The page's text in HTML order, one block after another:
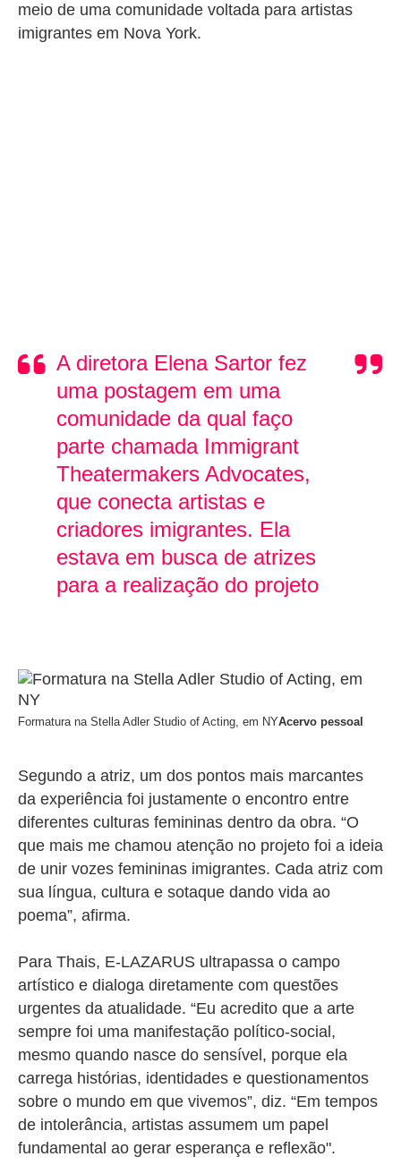
meio de uma comunidade voltada para artistas
imigrantes em Nova York.
A diretora Elena Sartor fez
uma postagem em uma
comunidade da qual faço
parte chamada Immigrant
Theatermakers Advocates,
que conecta artistas e
criadores imigrantes. Ela
estava em busca de atrizes
para a realização do projeto
Formatura na Stella Adler Studio of Acting, em NYAcervo pessoal
Segundo a atriz, um dos pontos mais marcantes
da experiência foi justamente o encontro entre
diferentes culturas femininas dentro da obra. “O
que mais me chamou atenção no projeto foi a ideia
de unir vozes femininas imigrantes. Cada atriz com
sua língua, cultura e sotaque dando vida ao
poema”, afirma.
Para Thais, E-LAZARUS ultrapassa o campo
artístico e dialoga diretamente com questões
urgentes da atualidade. “Eu acredito que a arte
sempre foi uma manifestação político-social,
mesmo quando nasce do sensível, porque ela
carrega histórias, identidades e questionamentos
sobre o mundo em que vivemos”, diz. “Em tempos
de intolerância, artistas assumem um papel
fundamental ao gerar esperança e reflexão".